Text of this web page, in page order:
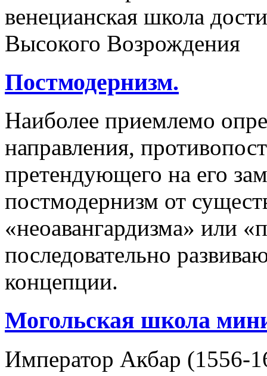
венецианская школа
Высокого Возрождения
Постмодернизм.
Наиболее приемлемо
направления,
претендующего на его
постмодернизм от
«неоавангардизма» или
последовательно
концепции.
Могольская школа
Император Акбар (1556-